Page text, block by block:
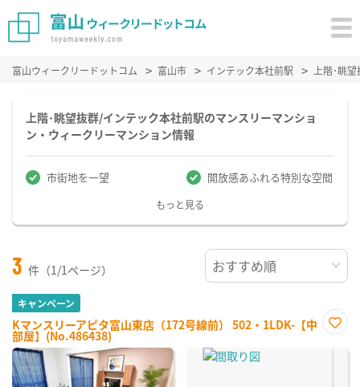
富山ウィークリードットコム 富山市 インテック本社前駅 上階･眺
上階･眺望抜群/インテック本社前駅のマンスリーマンショ
ン・ウィークリーマンション情報
市街地を一望 開放感あふれる特別な空間
もっと見る
3 件（1/1ページ）
キャンペーン
Kマンスリーアピタ富山東店（172号線前） 502・1LDK-【中
部屋】(No.486438)
に入